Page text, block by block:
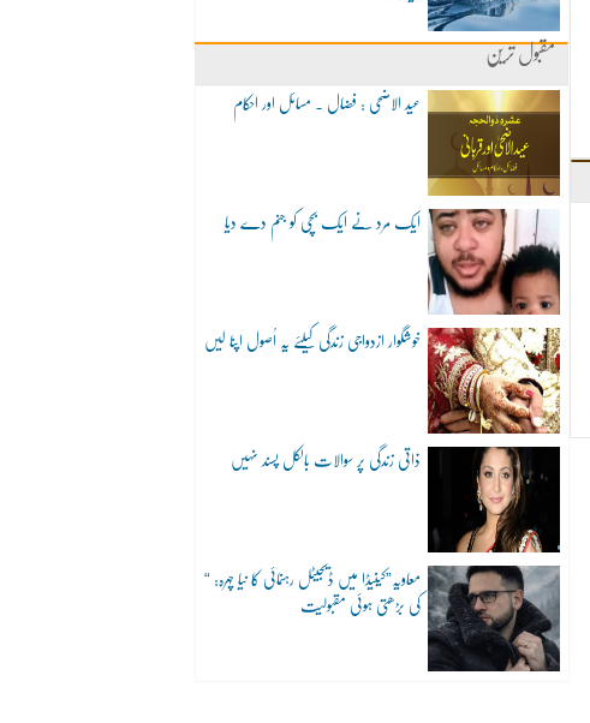
مقبول ترین
عید الاضحی : فضال ۔ مسائل اور احکام
ایک مرد نے ایک بچی کو جنم دے دیا
خوشگوار ازدواجی زندگی کیلئے یہ اُصول اپنا لیں
ذاتی زندگی پر سوالات بالکل پسند نہیں
“معاویہ”کینیڈا میں ڈیجیٹل رہنمائی کا نیا چہرہ:
کی بڑھتی ہوئی مقبولیت